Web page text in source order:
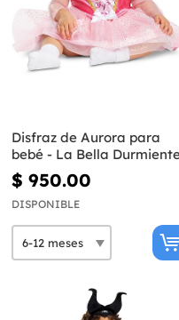
Disfraz de Aurora para
bebé - La Bella
$ 950.00
DISPONIBLE